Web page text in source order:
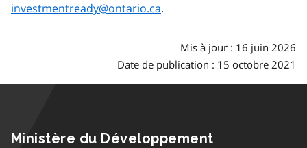
investmentready@ontario.ca.
Mis à jour : 16 juin 2026
Date de publication : 15 octobre 2021
Ministère du Développement